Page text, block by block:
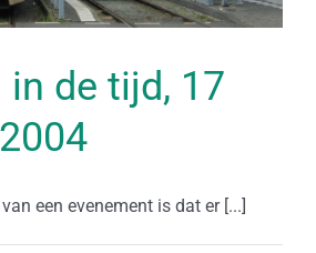
in de tijd, 17
een evenement is dat er [...]